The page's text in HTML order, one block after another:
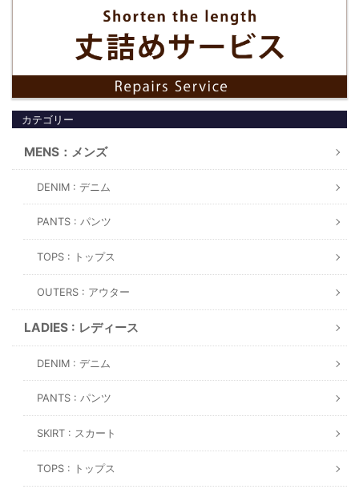
カテゴリー
MENS：メンズ
DENIM : デニム
PANTS : パンツ
TOPS : トップス
OUTERS : アウター
LADIES : レディース
DENIM : デニム
PANTS : パンツ
SKIRT : スカート
TOPS : トップス